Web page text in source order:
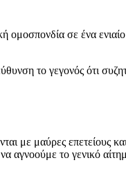
ομοσπονδία σε ένα
το γεγονός ότι
με μαύρες επετείους
το γενικό